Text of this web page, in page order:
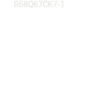
R68Q67CK7-1